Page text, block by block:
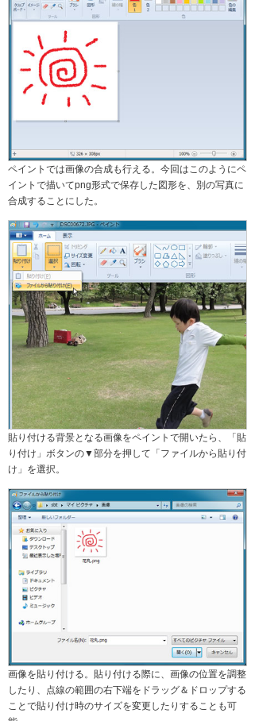
ペイントでは画像の合成も行える。今回はこのようにペ
イントで描いてpng形式で保存した図形を、別の写真に
合成することにした。
貼り付ける背景となる画像をペイントで開いたら、「貼
り付け」ボタンの▼部分を押して「ファイルから貼り付
け」を選択。
画像を貼り付ける。貼り付ける際に、画像の位置を調整
したり、点線の範囲の右下端をドラッグ＆ドロップする
ことで貼り付け時のサイズを変更したりすることも可